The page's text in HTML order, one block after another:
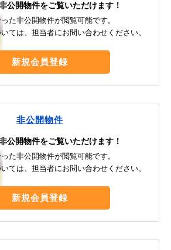
公開物件をご覧いただけます！
た非公開物件が閲覧可能です。
ては、担当者にお問い合わせください。
新規会員登録
非公開物件
公開物件をご覧いただけます！
た非公開物件が閲覧可能です。
ては、担当者にお問い合わせください。
新規会員登録